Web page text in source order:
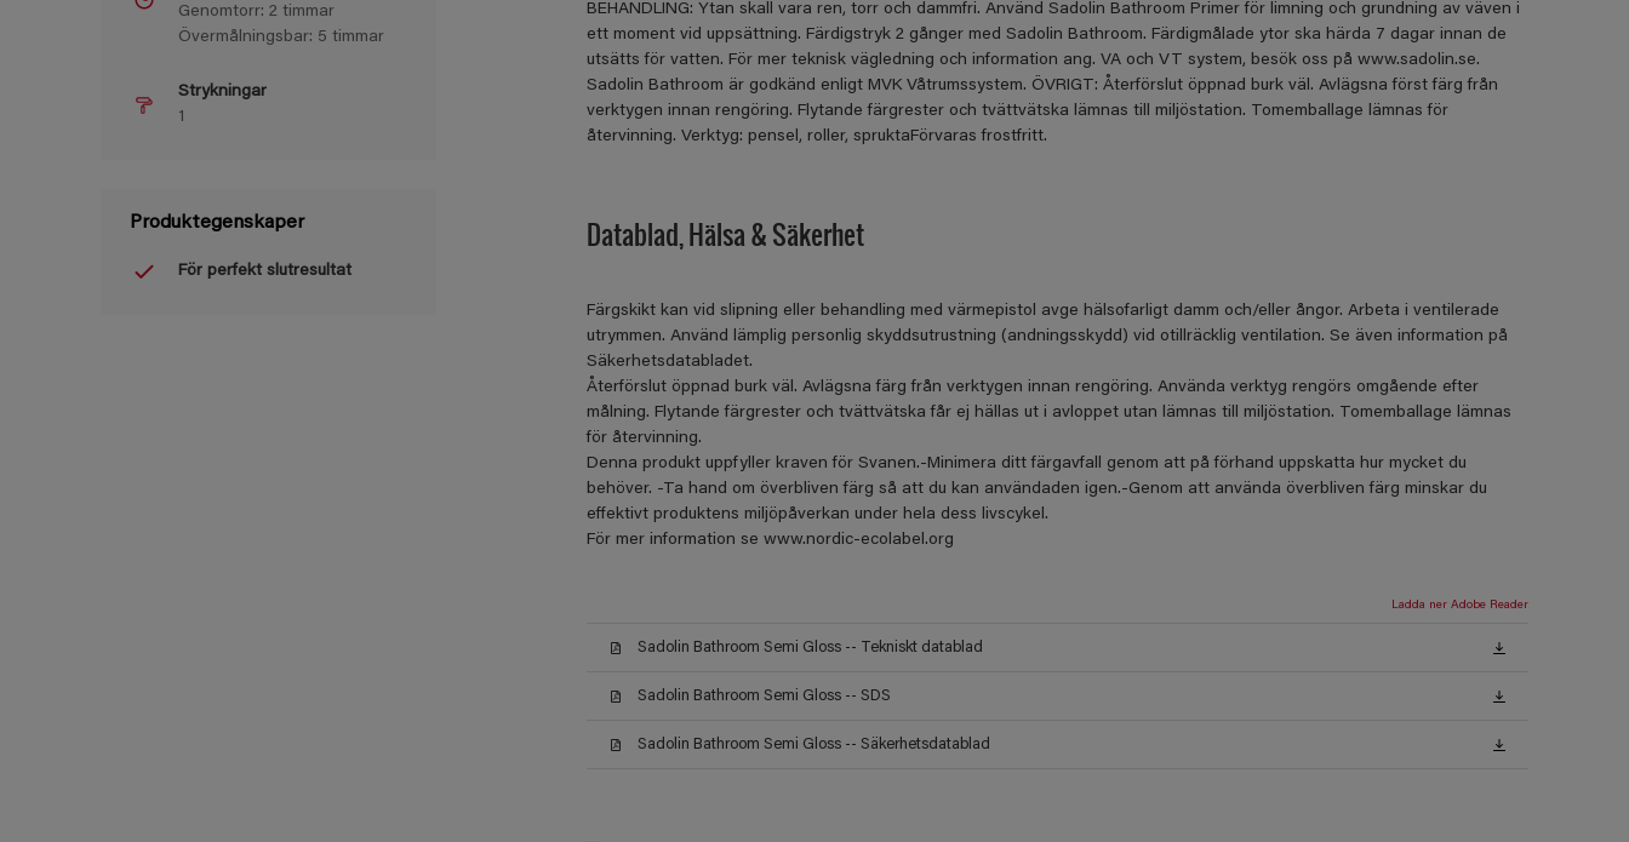
Genomtorr: 2 timmar
Övermålningsbar: 5 timmar
Strykningar
1
Produktegenskaper
För perfekt slutresultat
BEHANDLING: Ytan skall vara ren, torr och dammfri. Använd Sadolin Bathroom Primer för limning och grundning av väven i
ett moment vid uppsättning. Färdigstryk 2 gånger med Sadolin Bathroom. Färdigmålade ytor ska härda 7 dagar innan de
utsätts för vatten. För mer teknisk vägledning och information ang. VA och VT system, besök oss på www.sadolin.se.
Sadolin Bathroom är godkänd enligt MVK Våtrumssystem. ÖVRIGT: Återförslut öppnad burk väl. Avlägsna först färg från
verktygen innan rengöring. Flytande färgrester och tvättvätska lämnas till miljöstation. Tomemballage lämnas för
återvinning. Verktyg: pensel, roller, spruktaFörvaras frostfritt.
Datablad, Hälsa & Säkerhet
Färgskikt kan vid slipning eller behandling med värmepistol avge hälsofarligt damm och/eller ångor. Arbeta i ventilerade
utrymmen. Använd lämplig personlig skyddsutrustning (andningsskydd) vid otillräcklig ventilation. Se även information på
Säkerhetsdatabladet.
Återförslut öppnad burk väl. Avlägsna färg från verktygen innan rengöring. Använda verktyg rengörs omgående efter
målning. Flytande färgrester och tvättvätska får ej hällas ut i avloppet utan lämnas till miljöstation. Tomemballage lämnas
för återvinning.
Denna produkt uppfyller kraven för Svanen.-Minimera ditt färgavfall genom att på förhand uppskatta hur mycket du
behöver. -Ta hand om överbliven färg så att du kan användaden igen.-Genom att använda överbliven färg minskar du
effektivt produktens miljöpåverkan under hela dess livscykel.
För mer information se www.nordic-ecolabel.org
Ladda ner Adobe Reader
Sadolin Bathroom Semi Gloss -- Tekniskt datablad
Sadolin Bathroom Semi Gloss -- SDS
Sadolin Bathroom Semi Gloss -- Säkerhetsdatablad